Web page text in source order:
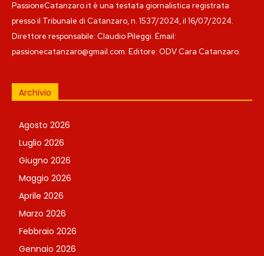
PassioneCatanzaro.it è una testata giornalistica registrata
presso il Tribunale di Catanzaro, n. 1537/2024, il 16/07/2024.
Direttore responsabile: Claudio Pileggi. Email:
passionecatanzaro@gmail.com. Editore: ODV Cara Catanzaro.
Archivio
Agosto 2026
Luglio 2026
Giugno 2026
Maggio 2026
Aprile 2026
Marzo 2026
Febbraio 2026
Gennaio 2026